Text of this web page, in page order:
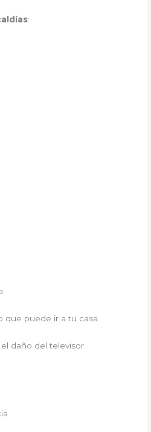
:
que puede ir a tu casa.
daño del televisor